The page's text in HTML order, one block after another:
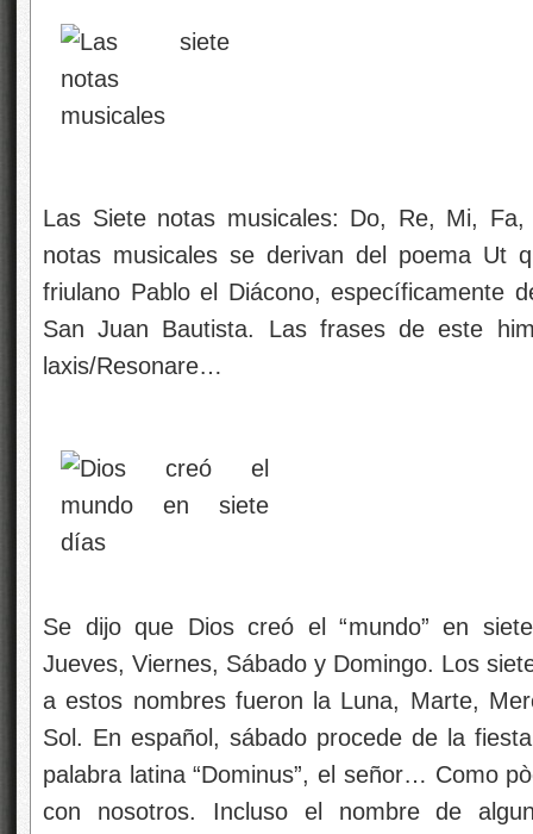
Las Siete notas musicales: Do, Re, Mi,
notas musicales se derivan del poema Ut
friulano Pablo el Diácono, específicamente
San Juan Bautista. Las frases de este
laxis/Resonare…
Se dijo que Dios creó el “mundo” en
Jueves, Viernes, Sábado y Domingo. Los
a estos nombres fueron la Luna, Marte,
Sol. En español, sábado procede de la
palabra latina “Dominus”, el señor… Como
con nosotros. Incluso el nombre de